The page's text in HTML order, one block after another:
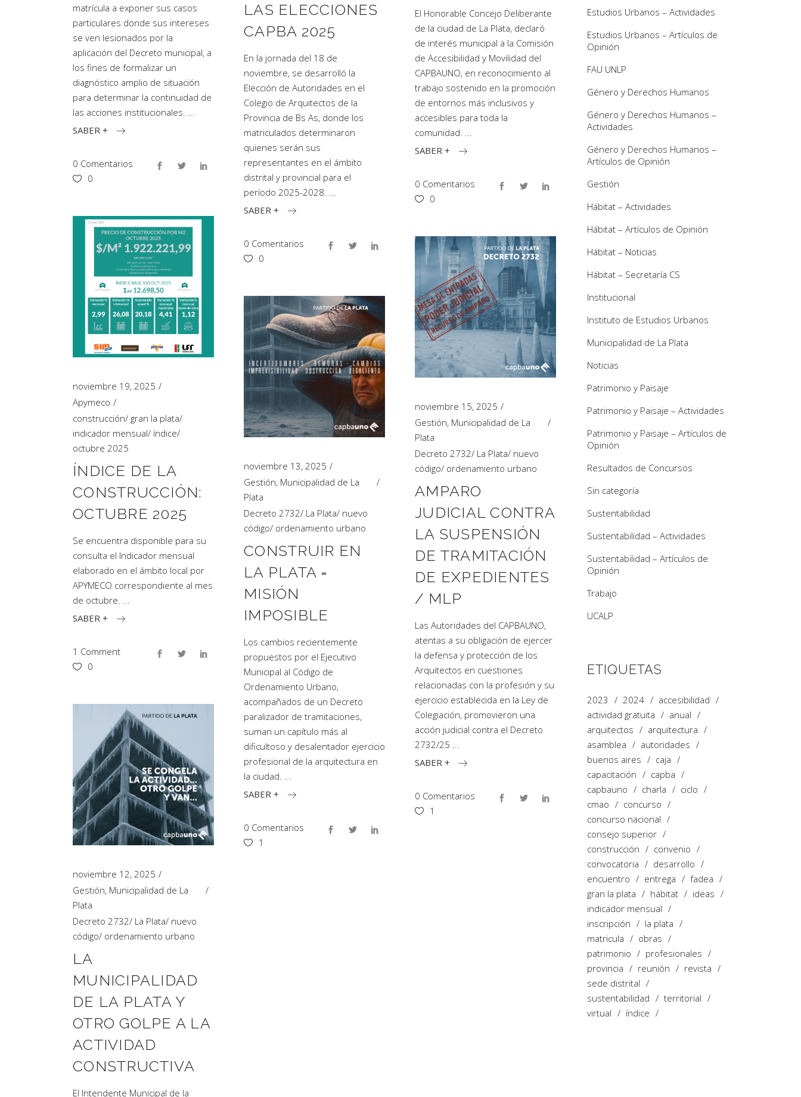
matrícula a exponer sus casos
particulares donde sus intereses
se ven lesionados por la
aplicación del Decreto municipal, a
los fines de formalizar un
diagnóstico amplio de situación
para determinar la continuidad de
las acciones institucionales.
SABER +
0 Comentarios
0
El Honorable Concejo Deliberante
de la ciudad de La Plata, declaró
de interés municipal a la Comisión
de Accesibilidad y Movilidad del
CAPBAUNO, en reconocimiento al
trabajo sostenido en la promoción
de entornos más inclusivos y
accesibles para toda la
comunidad.
SABER +
0 Comentarios
0
LAS ELECCIONES
CAPBA 2025
En la jornada del 18 de
noviembre, se desarrolló la
Elección de Autoridades en el
Colegio de Arquitectos de la
Provincia de Bs As, donde los
matriculados determinaron
quienes serán sus
representantes en el ámbito
distrital y provincial para el
período 2025-2028.
SABER +
0 Comentarios
0
noviembre 19, 2025
Apymeco
construcción/ gran la plata/
indicador mensual/ índice/
octubre 2025
ÍNDICE DE LA
CONSTRUCCIÓN:
OCTUBRE 2025
Se encuentra disponible para su
consulta el Indicador mensual
elaborado en el ámbito local por
APYMECO correspondiente al mes
de octubre.
SABER +
1 Comment
0
noviembre 15, 2025
Gestión, Municipalidad de La
Plata
Decreto 2732/ La Plata/ nuevo
código/ ordenamiento urbano
AMPARO
JUDICIAL CONTRA
LA SUSPENSIÓN
DE TRAMITACIÓN
DE EXPEDIENTES
/ MLP
Las Autoridades del CAPBAUNO,
atentas a su obligación de ejercer
la defensa y protección de los
Arquitectos en cuestiones
relacionadas con la profesión y su
ejercicio establecida en la Ley de
Colegiación, promovieron una
acción judicial contra el Decreto
2732/25
SABER +
0 Comentarios
1
noviembre 13, 2025
Gestión, Municipalidad de La
Plata
Decreto 2732/ La Plata/ nuevo
código/ ordenamiento urbano
CONSTRUIR EN
LA PLATA =
MISIÓN
IMPOSIBLE
Los cambios recientemente
propuestos por el Ejecutivo
Municipal al Código de
Ordenamiento Urbano,
acompañados de un Decreto
paralizador de tramitaciones,
suman un capítulo más al
dificultoso y desalentador ejercicio
profesional de la arquitectura en
la ciudad.
SABER +
0 Comentarios
1
noviembre 12, 2025
Gestión, Municipalidad de La
Plata
Decreto 2732/ La Plata/ nuevo
código/ ordenamiento urbano
LA
MUNICIPALIDAD
DE LA PLATA Y
OTRO GOLPE A LA
ACTIVIDAD
CONSTRUCTIVA
El Intendente Municipal de la
Estudios Urbanos – Actividades
Estudios Urbanos – Artículos de
Opinión
FAU UNLP
Género y Derechos Humanos
Género y Derechos Humanos –
Actividades
Género y Derechos Humanos –
Artículos de Opinión
Gestión
Hábitat – Actividades
Hábitat – Artículos de Opinión
Hábitat – Noticias
Hábitat – Secretaría CS
Institucional
Instituto de Estudios Urbanos
Municipalidad de La Plata
Noticias
Patrimonio y Paisaje
Patrimonio y Paisaje – Actividades
Patrimonio y Paisaje – Artículos de
Opinión
Resultados de Concursos
Sin categoría
Sustentabilidad
Sustentabilidad – Actividades
Sustentabilidad – Artículos de
Opinión
Trabajo
UCALP
ETIQUETAS
2023 2024
accesibilidad
actividad gratuita
anual
arquitectos
arquitectura
asamblea
autoridades
buenos aires
caja
capacitación
capba
capbauno
charla
ciclo
cmao
concurso
concurso nacional
consejo superior
construcción
convenio
convocatoria
desarrollo
encuentro
entrega
fadea
gran la plata
hábitat
ideas
indicador mensual
inscripción
la plata
matricula
obras
patrimonio
profesionales
provincia
reunión
revista
sede distrital
sustentabilidad
territorial
virtual
índice